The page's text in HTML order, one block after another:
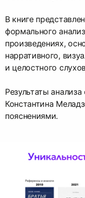
В книге
формального
произведениях,
нарративного,
и целостного
Результаты
Константина
пояснениями.